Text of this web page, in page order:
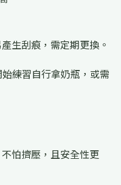
生刮痕，需定期更換。
始練習自行拿奶瓶，或需
怕擠壓，且安全性更